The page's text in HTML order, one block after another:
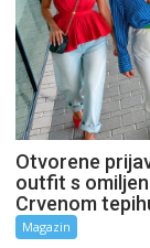
Otvorene
outfit s
Crvenom
Magazin